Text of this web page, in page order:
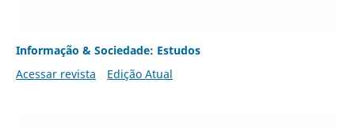
Informação & Sociedade: Estudos
Acessar revista
Edição Atual